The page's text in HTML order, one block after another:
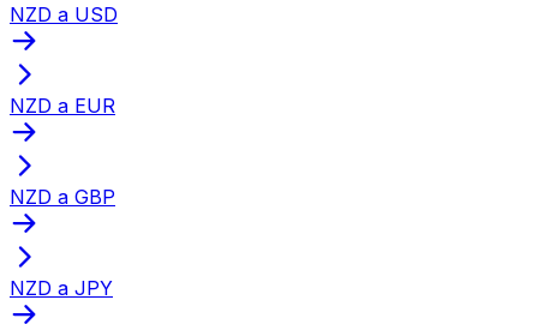
NZD a USD
NZD a EUR
NZD a GBP
NZD a JPY